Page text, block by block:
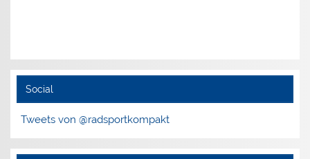
Social
Tweets von @radsportkompakt